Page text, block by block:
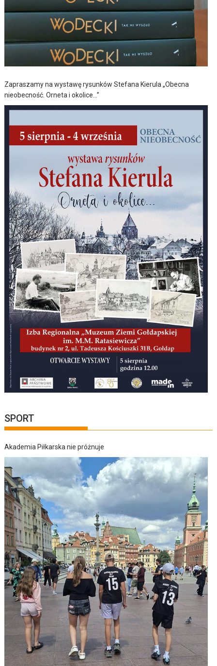
Zapraszamy na wystawę rysunków Stefana Kierula „Obecna
nieobecność. Orneta i okolice…”
SPORT
Akademia Piłkarska nie próżnuje